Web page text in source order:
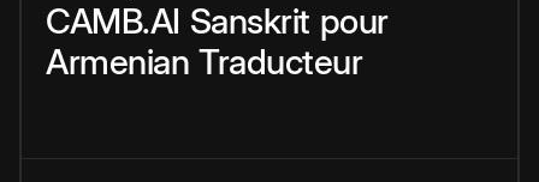
CAMB.AI Sanskrit pour
Armenian Traducteur